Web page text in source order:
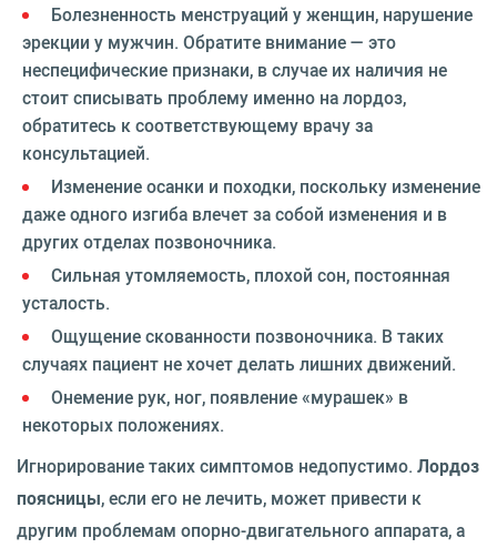
Болезненность менструаций у женщин, нарушение
эрекции у мужчин. Обратите внимание — это
неспецифические признаки, в случае их наличия не
стоит списывать проблему именно на лордоз,
обратитесь к соответствующему врачу за
консультацией.
Изменение осанки и походки, поскольку изменение
даже одного изгиба влечет за собой изменения и в
других отделах позвоночника.
Сильная утомляемость, плохой сон, постоянная
усталость.
Ощущение скованности позвоночника. В таких
случаях пациент не хочет делать лишних движений.
Онемение рук, ног, появление «мурашек» в
некоторых положениях.
Игнорирование таких симптомов недопустимо. Лордоз
поясницы, если его не лечить, может привести к
другим проблемам опорно-двигательного аппарата, а